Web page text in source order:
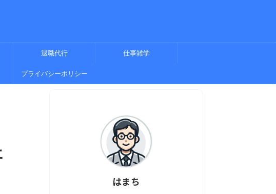
退職代行 仕事雑学
プライバシーポリシー
はまち